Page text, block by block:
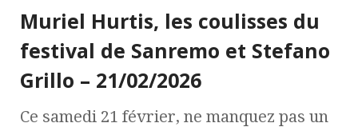
Muriel Hurtis, les coulisses du
festival de Sanremo et Stefano
Grillo – 21/02/2026
Ce samedi 21 février, ne manquez pas un